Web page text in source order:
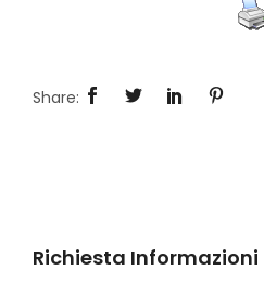
Richiesta Informazioni